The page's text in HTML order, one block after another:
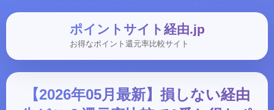
ポイントサイト経由.jp
お得なポイント還元率比較サイト
【2026年05月最新】損しない経由